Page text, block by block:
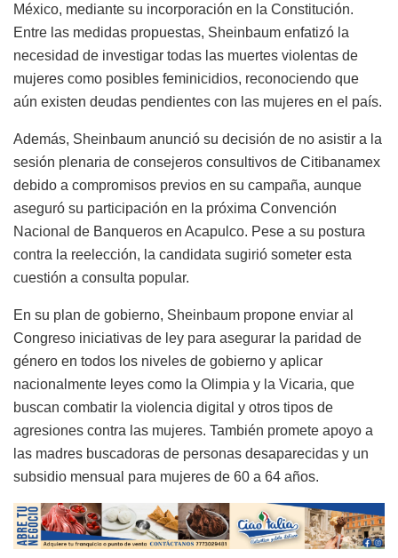
México, mediante su incorporación en la Constitución.
Entre las medidas propuestas, Sheinbaum enfatizó la
necesidad de investigar todas las muertes violentas de
mujeres como posibles feminicidios, reconociendo que
aún existen deudas pendientes con las mujeres en el país.
Además, Sheinbaum anunció su decisión de no asistir a la
sesión plenaria de consejeros consultivos de Citibanamex
debido a compromisos previos en su campaña, aunque
aseguró su participación en la próxima Convención
Nacional de Banqueros en Acapulco. Pese a su postura
contra la reelección, la candidata sugirió someter esta
cuestión a consulta popular.
En su plan de gobierno, Sheinbaum propone enviar al
Congreso iniciativas de ley para asegurar la paridad de
género en todos los niveles de gobierno y aplicar
nacionalmente leyes como la Olimpia y la Vicaria, que
buscan combatir la violencia digital y otros tipos de
agresiones contra las mujeres. También promete apoyo a
las madres buscadoras de personas desaparecidas y un
subsidio mensual para mujeres de 60 a 64 años.